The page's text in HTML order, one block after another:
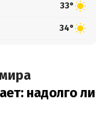
33°
34°
надолго ли